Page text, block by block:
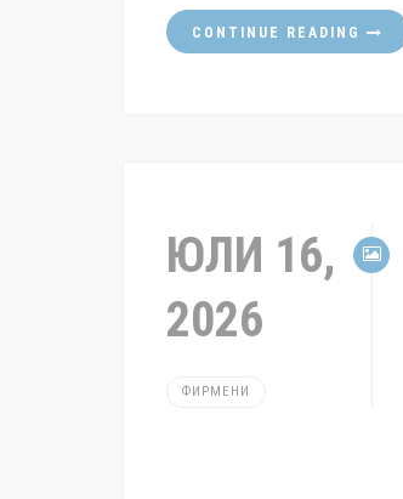
CONTINUE READING
ЮЛИ 16,
2026
ФИРМЕНИ